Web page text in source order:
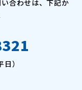
合わせは、下記か
）